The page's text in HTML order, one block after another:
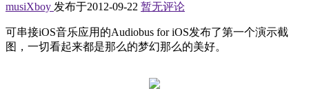
musiXboy 发布于2012-09-22 暂无评论
可串接iOS音乐应用的Audiobus for iOS发布了第一个演示截
图，一切看起来都是那么的梦幻那么的美好。